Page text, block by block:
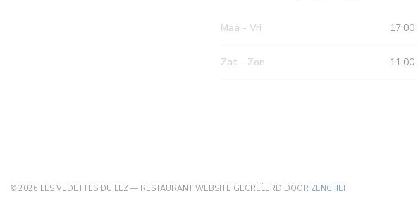
Maa - Vri 17:00
Zat - Zon 11:00
© 2026 LES VEDETTES DU LEZ — RESTAURANT WEBSITE GECREËERD DOOR ZENCHEF((OPENT IN EEN